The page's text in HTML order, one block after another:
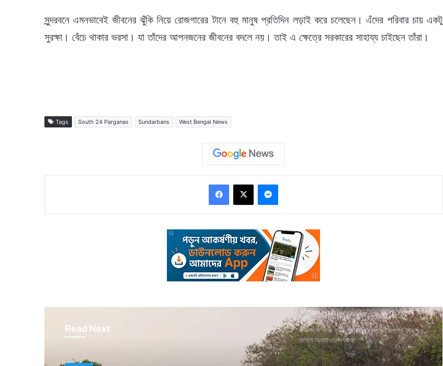
সুন্দরবনে এমনভাবেই জীবনের ঝুঁকি নিয়ে রোজগারের টানে বহু মানুষ প্রতিদিন লড়াই করে চলেছেন। এঁদের পরিবার চায় একটু
সুরক্ষা। বেঁচে থাকার ভরসা। যা তাঁদের আপনজনের জীবনের বদলে নয়। তাই এ ক্ষেত্রে সরকারের সাহায্য চাইছেন তাঁরা।
Tags South 24 Parganas Sundarbans West Bengal News
Read Next
দক্ষিণবঙ্গে ভারী বৃষ্টির পূর্বাভাস, কেন বৃষ্টির দাপট বাড়ল,
জানাল আবহাওয়া দফতর